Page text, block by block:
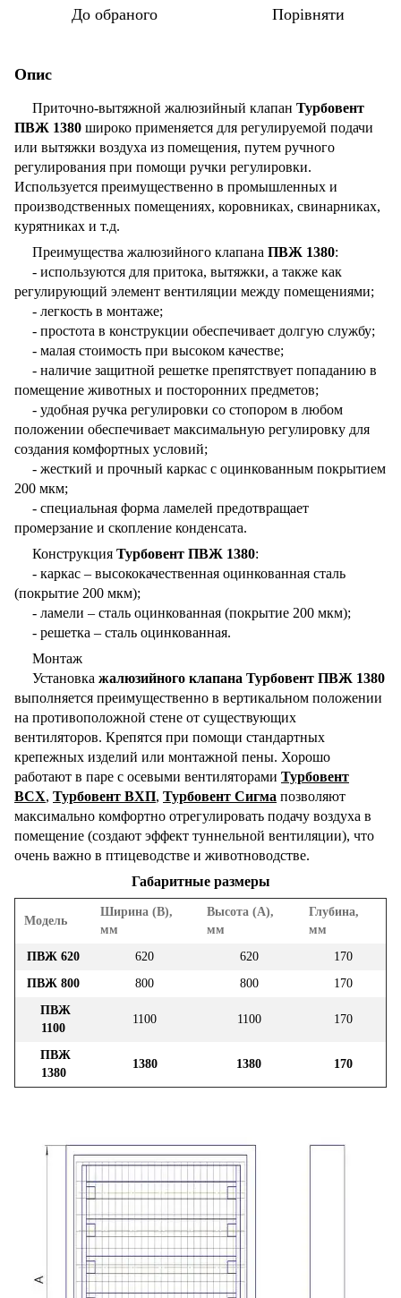
До обраного Порівняти
Опис
Приточно-вытяжной жалюзийный клапан Турбовент
ПВЖ 1380 широко применяется для регулируемой подачи
или вытяжки воздуха из помещения, путем ручного
регулирования при помощи ручки регулировки.
Используется преимущественно в промышленных и
производственных помещениях, коровниках, свинарниках,
курятниках и т.д.
Преимущества жалюзийного клапана ПВЖ 1380:
- используются для притока, вытяжки, а также как
регулирующий элемент вентиляции между помещениями;
- легкость в монтаже;
- простота в конструкции обеспечивает долгую службу;
- малая стоимость при высоком качестве;
- наличие защитной решетке препятствует попаданию в
помещение животных и посторонних предметов;
- удобная ручка регулировки со стопором в любом
положении обеспечивает максимальную регулировку для
создания комфортных условий;
- жесткий и прочный каркас с оцинкованным покрытием
200 мкм;
- специальная форма ламелей предотвращает
промерзание и скопление конденсата.
Конструкция Турбовент ПВЖ 1380:
- каркас – высококачественная оцинкованная сталь
(покрытие 200 мкм);
- ламели – сталь оцинкованная (покрытие 200 мкм);
- решетка – сталь оцинкованная.
Монтаж
Установка жалюзийного клапана Турбовент ПВЖ 1380
выполняется преимущественно в вертикальном положении
на противоположной стене от существующих
вентиляторов. Крепятся при помощи стандартных
крепежных изделий или монтажной пены. Хорошо
работают в паре с осевыми вентиляторами Турбовент
ВСХ, Турбовент ВХП, Турбовент Сигма позволяют
максимально комфортно отрегулировать подачу воздуха в
помещение (создают эффект туннельной вентиляции), что
очень важно в птицеводстве и животноводстве.
Габаритные размеры
Модель
Ширина (В),
мм
Высота (А),
мм
Глубина,
мм
ПВЖ 620
620 620
170
ПВЖ 800
800 800
170
ПВЖ
1100
1100 1100 170
ПВЖ
1380
1380 1380 170